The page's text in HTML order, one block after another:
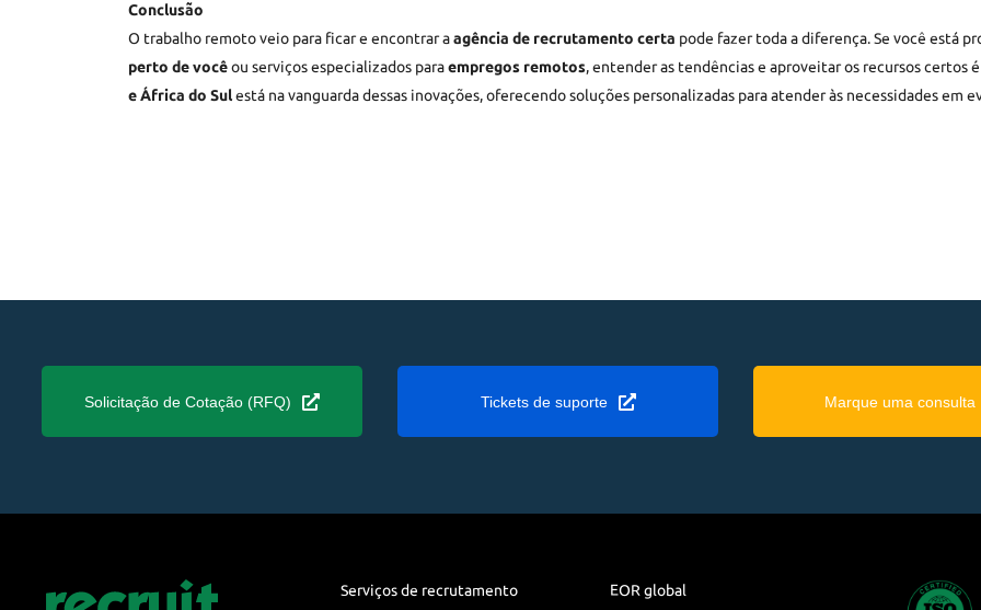
Conclusão
O trabalho remoto veio para ficar e encontrar aagência de recrutamento certa pode fazer toda a diferença. Se você está
perto de vocêou serviços especializados paraempregos remotos, entender as tendências e aproveitar os recursos certos
e África do Sulestá na vanguarda dessas inovações, oferecendo soluções personalizadas para atender às necessidades em
Solicitação de Cotação (RFQ) Tickets de suporte Marque uma consulta
Serviços de recrutamento EOR global